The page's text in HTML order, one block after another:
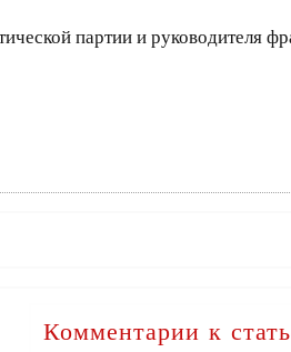
партии и
Комментарии к